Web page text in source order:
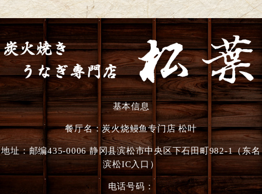
基本信息
餐厅名：炭火烧鳗鱼专门店 松叶
地址：邮编435-0006 静冈县滨松市中央区下石田町982-1（东名
滨松IC入口）
电话号码：